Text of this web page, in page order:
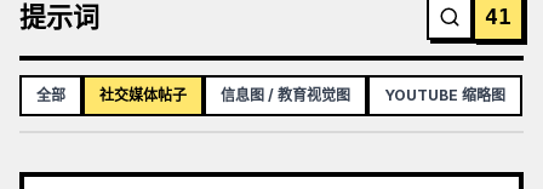
提示词 41
全部 社交媒体帖子 信息图 / 教育视觉图 YOUTUBE 缩略图